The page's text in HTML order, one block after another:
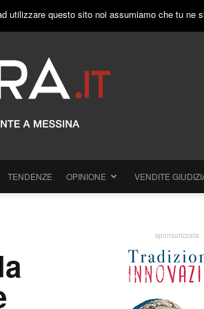
TENDENZE OPINIONE VENDITE
sponsorizzata
utilizzare questo sito noi assumiamo che tu ne